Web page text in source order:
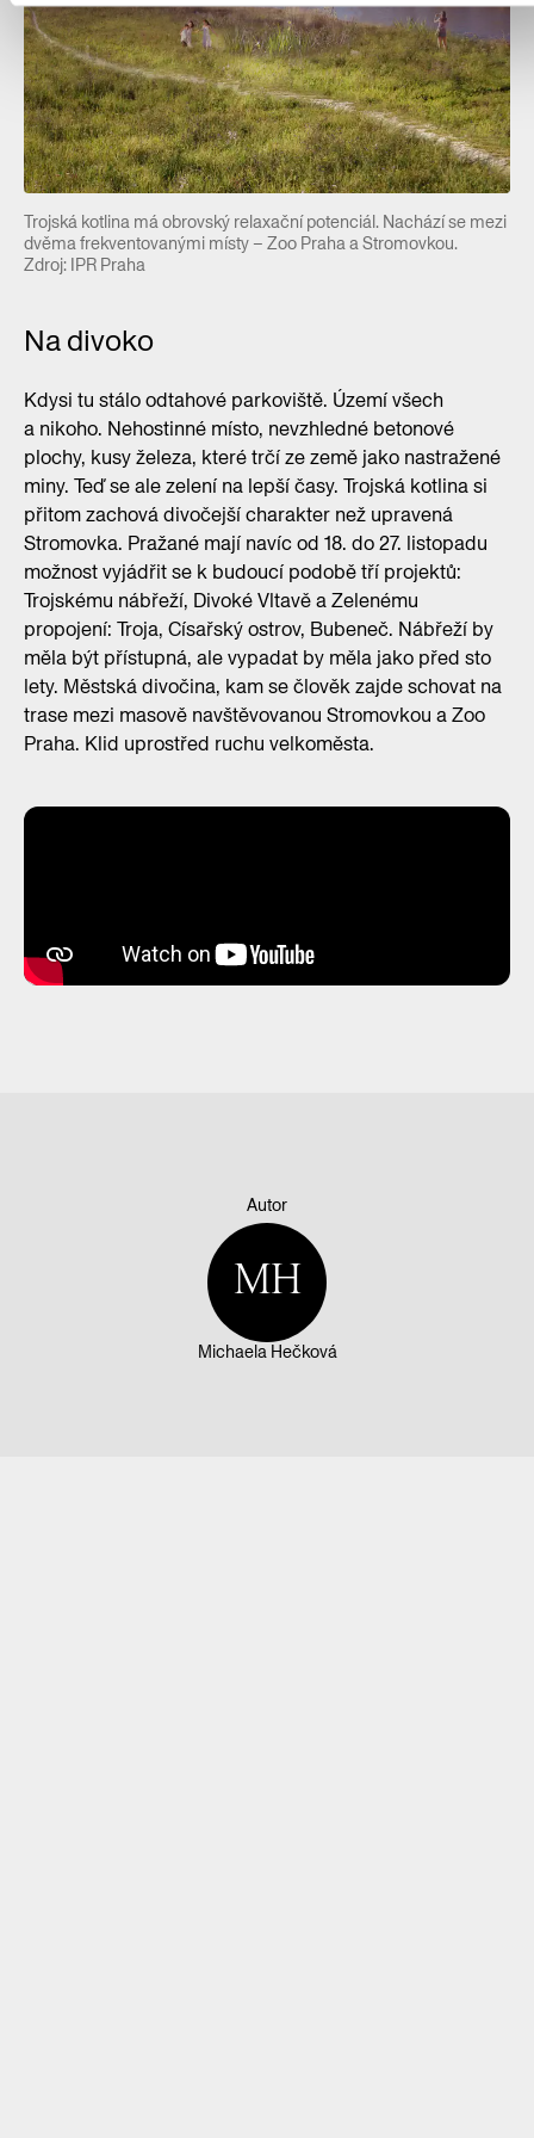
Trojská kotlina má obrovský relaxační potenciál. Nachází se mezi
dvěma frekventovanými místy – Zoo Praha a Stromovkou.
Zdroj: IPR Praha
Na divoko
Kdysi tu stálo odtahové parkoviště. Území všech
a nikoho. Nehostinné místo, nevzhledné betonové
plochy, kusy železa, které trčí ze země jako nastražené
miny. Teď se ale zelení na lepší časy. Trojská kotlina si
přitom zachová divočejší charakter než upravená
Stromovka. Pražané mají navíc od 18. do 27. listopadu
možnost vyjádřit se k budoucí podobě tří projektů:
Trojskému nábřeží, Divoké Vltavě a Zelenému
propojení: Troja, Císařský ostrov, Bubeneč. Nábřeží by
měla být přístupná, ale vypadat by měla jako před sto
lety. Městská divočina, kam se člověk zajde schovat na
trase mezi masově navštěvovanou Stromovkou a Zoo
Praha. Klid uprostřed ruchu velkoměsta.
Autor
MH
Michaela Hečková